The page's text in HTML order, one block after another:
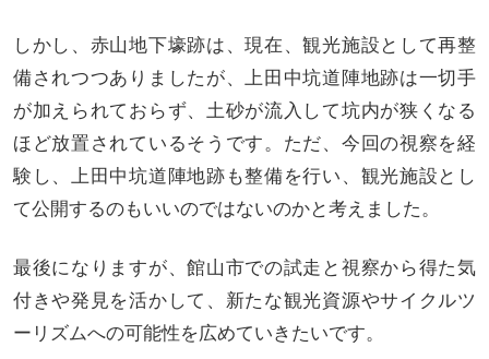
しかし、赤山地下壕跡は、現在、観光施設として再整
備されつつありましたが、上田中坑道陣地跡は一切手
が加えられておらず、土砂が流入して坑内が狭くなる
ほど放置されているそうです。ただ、今回の視察を経
験し、上田中坑道陣地跡も整備を行い、観光施設とし
て公開するのもいいのではないのかと考えました。
最後になりますが、館山市での試走と視察から得た気
付きや発見を活かして、新たな観光資源やサイクルツ
ーリズムへの可能性を広めていきたいです。